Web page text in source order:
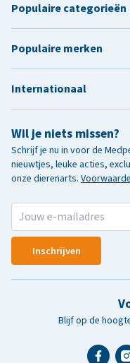
Wil je niets missen?
Schrijf je nu in voor de
nieuwtjes, leuke acties,
onze dierenarts.
Inschrijven
Blijf op de
Populaire categorieën
Populaire merken
Internationaal